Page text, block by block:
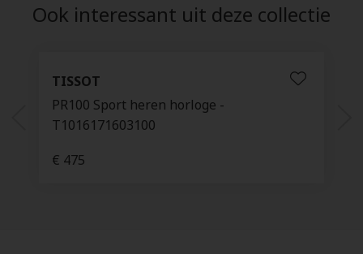
Ook interessant uit deze collectie
TISSOT
PR100 Sport heren horloge -
T1016171603100
€ 475